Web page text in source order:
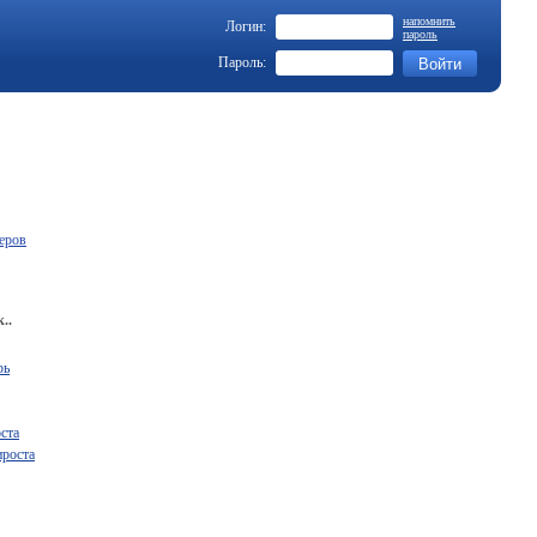
Логин:
напомнить
пароль
Пароль: